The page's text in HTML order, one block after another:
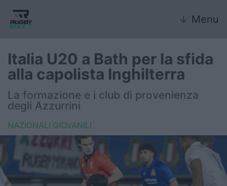
↓ Menu
Nazionali giovanili
Rugby Sevens
FIR
Internazionale
Italia U20 a Bath per la sfida
alla capolista Inghilterra
La formazione e i club di provenienza
degli Azzurrini
NAZIONALI GIOVANILI